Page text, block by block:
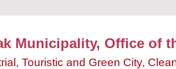
Municipality, Office of
Touristic and Green City,